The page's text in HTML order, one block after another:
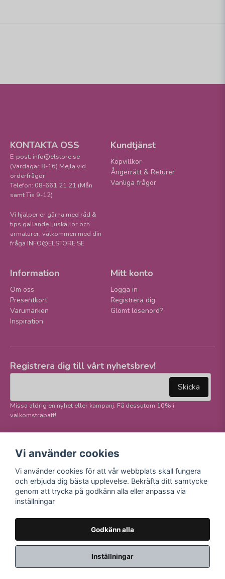
KONTAKTA OSS
E-post: info@elstore.se
(Vardagar 8-16) Mejla vid
orderfrågor
Telefon: 08-661 21 21 (Mån
samt Tis 9-12)
Vi hjälper er gärna med råd &
tips gällande ljuskällor och
armaturer, välkommen med din
fråga INFO@ELSTORE.SE
Kundtjänst
Köpvillkor
Ångerrätt & Returer
Vanliga frågor
Information
Om oss
Presentkort
Varumärken
Inspiration
Mitt konto
Logga in
Registrera dig
Glömt lösenord?
Registrera dig till vårt nyhetsbrev!
Skicka
Missa aldrig en nyhet eller kampanj. Få dessutom 10% i
välkomstrabatt!
sociala medier!
Facebook
Instagram
Youtube
E-handel
Vi använder cookies
Vi använder cookies för att vår webbplats skall fungera
och erbjuda dig bästa upplevelse. Bekräfta ditt samtycke
genom att trycka på godkänn alla eller anpassa via
inställningar
Godkänn alla
Inställningar